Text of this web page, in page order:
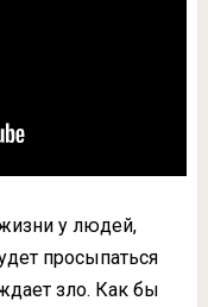
у людей,
просыпаться
зло. Как бы